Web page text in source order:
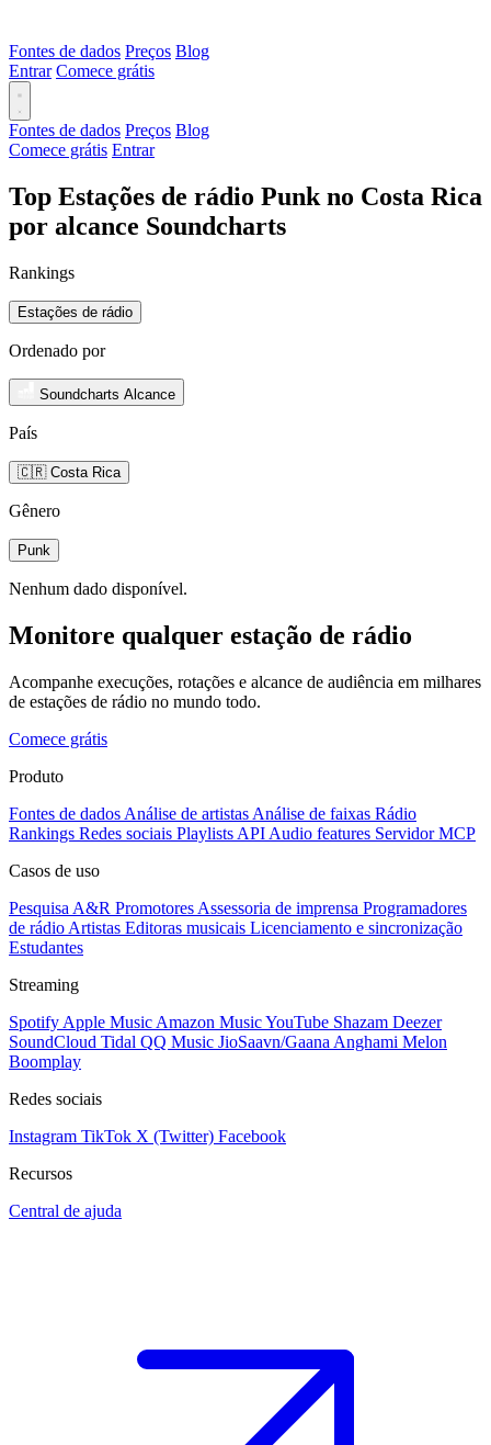
Fontes de dados Preços Blog
Entrar Comece grátis
Fontes de dados Preços Blog
Comece grátis Entrar
Top Estações de rádio Punk no Costa Rica
por alcance Soundcharts
Rankings
Estações de rádio
Ordenado por
Soundcharts Alcance
País
🇨🇷 Costa Rica
Gênero
Punk
Nenhum dado disponível.
Monitore qualquer estação de rádio
Acompanhe execuções, rotações e alcance de audiência em milhares
de estações de rádio no mundo todo.
Comece grátis
Produto
Fontes de dados Análise de artistas Análise de faixas Rádio
Rankings Redes sociais Playlists API Audio features Servidor MCP
Casos de uso
Pesquisa A&R Promotores Assessoria de imprensa Programadores
de rádio Artistas Editoras musicais Licenciamento e sincronização
Estudantes
Streaming
Spotify Apple Music Amazon MusicYouTube Shazam Deezer
SoundCloud Tidal QQ Music JioSaavn/Gaana Anghami Melon
Boomplay
Redes sociais
Instagram TikTok X (Twitter) Facebook
Recursos
Central de ajuda